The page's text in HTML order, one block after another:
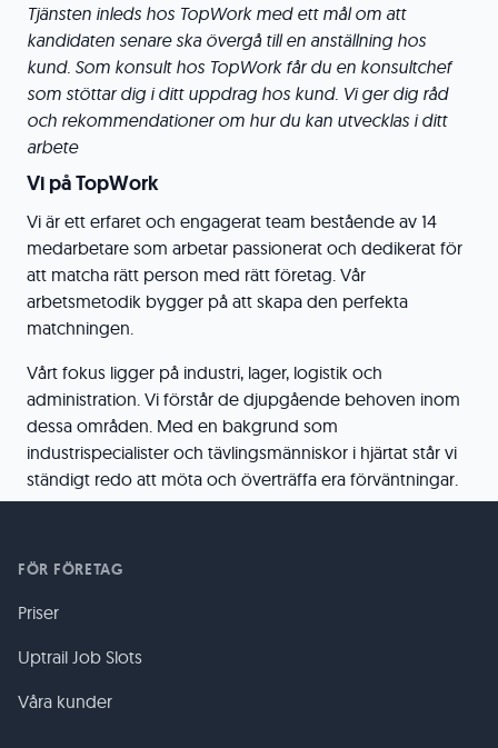
Tjänsten inleds hos TopWork med ett mål om att
kandidaten senare ska övergå till en anställning hos
kund. Som konsult hos TopWork får du en konsultchef
som stöttar dig i ditt uppdrag hos kund. Vi ger dig råd
och rekommendationer om hur du kan utvecklas i ditt
arbete
Vi på TopWork
Vi är ett erfaret och engagerat team bestående av 14
medarbetare som arbetar passionerat och dedikerat för
att matcha rätt person med rätt företag. Vår
arbetsmetodik bygger på att skapa den perfekta
matchningen.
Vårt fokus ligger på industri, lager, logistik och
administration. Vi förstår de djupgående behoven inom
dessa områden. Med en bakgrund som
industrispecialister och tävlingsmänniskor i hjärtat står vi
ständigt redo att möta och överträffa era förväntningar.
FÖR FÖRETAG
Priser
Uptrail Job Slots
Våra kunder